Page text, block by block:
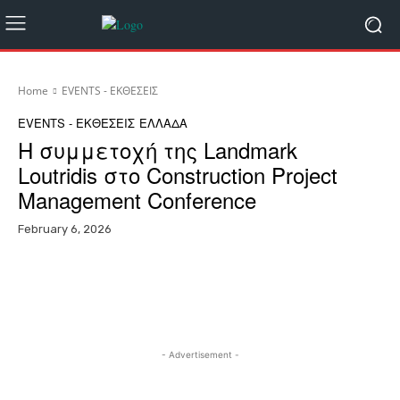
Home EVENTS - ΕΚΘΕΣΕΙΣ
EVENTS - ΕΚΘΕΣΕΙΣ ΕΛΛΑΔΑ
Η συμμετοχή της Landmark
Loutridis στο Construction Project
Management Conference
February 6, 2026
- Advertisement -